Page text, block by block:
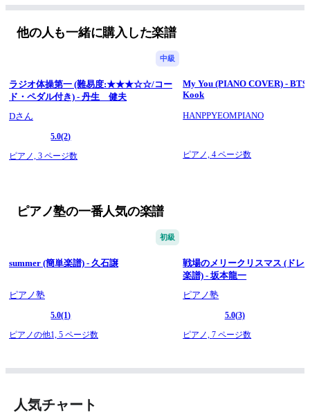
他の人も一緒に購入した楽譜
中級
ラジオ体操第一 (難易度:★★★☆☆/コー
ド・ペダル付き) - 丹生 健夫
Dさん
5.0(2)
ピアノ, 3 ページ数
My You (PIANO COVER) - BTS
Kook
HANPPYEOMPIANO
ピアノ,4 ページ数
ピアノ塾の一番人気の楽譜
初級
summer (簡単楽譜) - 久石譲
ピアノ塾
5.0(1)
ピアノの他1, 5 ページ数
戦場のメリークリスマス (ドレ
楽譜) - 坂本龍一
ピアノ塾
5.0(3)
ピアノ,7 ページ数
人気チャート